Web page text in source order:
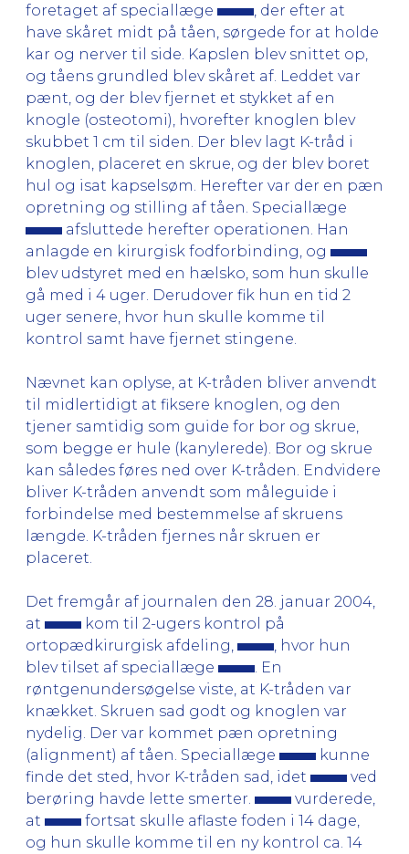
foretaget af speciallæge
, der efter at
have skåret midt på tåen, sørgede for at holde
kar og nerver til side. Kapslen blev snittet op,
og tåens grundled blev skåret af. Leddet var
pænt, og der blev fjernet et stykket af en
knogle (osteotomi), hvorefter knoglen blev
skubbet 1 cm til siden. Der blev lagt K-tråd i
knoglen, placeret en skrue, og der blev boret
hul og isat kapselsøm. Herefter var der en pæn
opretning og stilling af tåen. Speciallæge
afsluttede herefter operationen. Han
anlagde en kirurgisk fodforbinding, og
blev udstyret med en hælsko, som hun skulle
gå med i 4 uger. Derudover fik hun en tid 2
uger senere, hvor hun skulle komme til
kontrol samt have fjernet stingene.
Nævnet kan oplyse, at K-tråden bliver anvendt
til midlertidigt at fiksere knoglen, og den
tjener samtidig som guide for bor og skrue,
som begge er hule (kanylerede). Bor og skrue
kan således føres ned over K-tråden. Endvidere
bliver K-tråden anvendt som måleguide i
forbindelse med bestemmelse af skruens
længde. K-tråden fjernes når skruen er
placeret.
Det fremgår af journalen den 28. januar 2004,
at
kom til 2-ugers kontrol på
ortopædkirurgisk afdeling,
, hvor hun
blev tilset af speciallæge
. En
røntgenundersøgelse viste, at K-tråden var
knækket. Skruen sad godt og knoglen var
nydelig. Der var kommet pæn opretning
(alignment) af tåen. Speciallæge
kunne
finde det sted, hvor K-tråden sad, idet
ved
berøring havde lette smerter.
vurderede,
at
fortsat skulle aflaste foden i 14 dage,
og hun skulle komme til en ny kontrol ca. 14